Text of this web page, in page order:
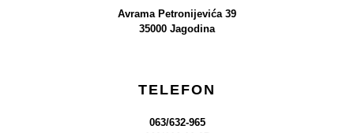
Avrama Petronijevića 39
35000 Jagodina
TELEFON
063/632-965